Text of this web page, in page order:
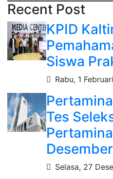
Recent Post
KPID
Siswa
Rabu, 1
Tes
Selasa, 27